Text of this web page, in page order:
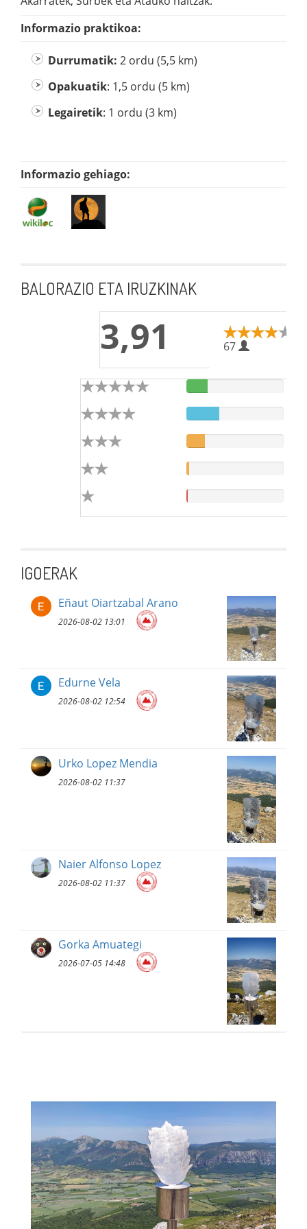
Informazio praktikoa:
Durrumatik: 2 ordu (5,5 km)
Opakuatik: 1,5 ordu (5 km)
Legairetik: 1 ordu (3 km)
Informazio gehiago:
BALORAZIO ETA IRUZKINAK
3,91 67
IGOERAK
Eñaut Oiartzabal Arano
2026-08-02 13:01
Edurne Vela
2026-08-02 12:54
Urko Lopez Mendia
2026-08-02 11:37
Naier Alfonso Lopez
2026-08-02 11:37
Gorka Amuategi
2026-07-05 14:48